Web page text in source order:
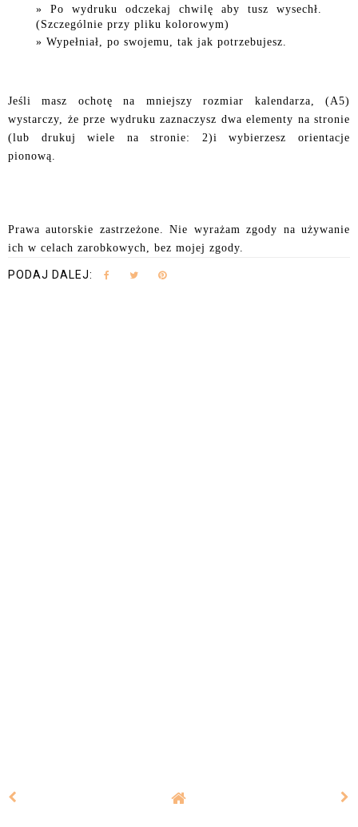
Po wydruku odczekaj chwilę aby tusz wysechł.
(Szczególnie przy pliku kolorowym)
Wypełniał, po swojemu, tak jak potrzebujesz.
Jeśli masz ochotę na mniejszy rozmiar kalendarza, (A5)
wystarczy, że prze wydruku zaznaczysz dwa elementy na stronie
(lub drukuj wiele na stronie: 2)i wybierzesz orientacje
pionową.
Prawa autorskie zastrzeżone. Nie wyrażam zgody na używanie
ich w celach zarobkowych, bez mojej zgody.
PODAJ DALEJ: